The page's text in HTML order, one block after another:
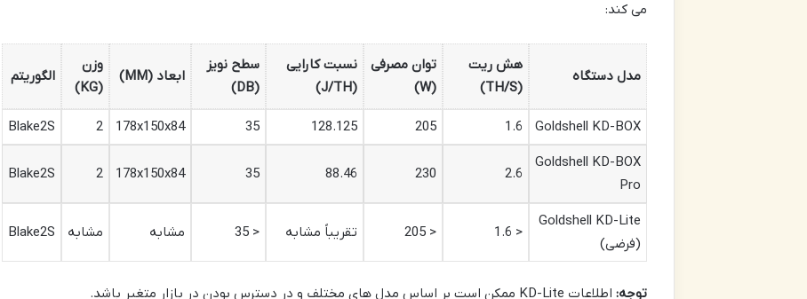
می کند:
مدل دستگاه
هش ریت
(TH/S)
توان مصرفی
(W)
نسبت کارایی
(J/TH)
سطح نویز
(DB)
ابعاد (MM)
وزن
(KG)
الگوریتم
Goldshell KD-BOX
1.6
205
128.125
35
178x150x84
2
Blake2S
Goldshell KD-BOX
Pro
2.6
230
88.46
35
178x150x84
2
Blake2S
Goldshell KD-Lite
(فرضی)
< 1.6
< 205 تقریباً مشابه < 35 مشابه مشابه Blake2S
توجه: اطلاعات KD-Lite ممکن است بر اساس مدل های مختلف و در دسترس بودن در بازار متغیر باشد.